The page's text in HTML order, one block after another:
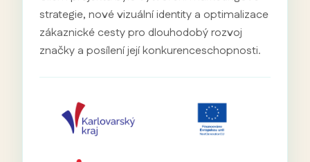
strategie, nové vizuální identity a optimalizace
zákaznické cesty pro dlouhodobý rozvoj
značky a posílení její konkurenceschopnosti.